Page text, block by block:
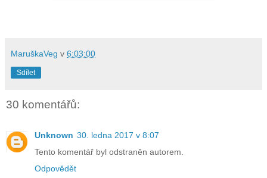
MaruškaVeg v 6:03:00
Sdílet
30 komentářů:
Unknown 30. ledna 2017 v 8:07
Tento komentář byl odstraněn autorem.
Odpovědět